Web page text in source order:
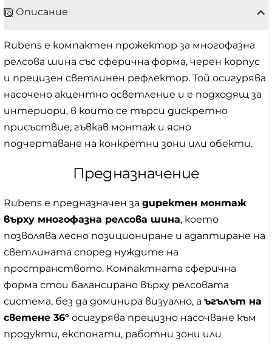
Описание
Rubens е компактен прожектор за многофазна
релсова шина със сферична форма, черен корпус
и прецизен светлинен рефлектор. Той осигурява
насочено акцентно осветление и е подходящ за
интериори, в които се търси дискретно
присъствие, гъвкав монтаж и ясно
подчертаване на конкретни зони или обекти.
Предназначение
Rubens е предназначен за директен монтаж
върху многофазна релсова шина, което
позволява лесно позициониране и адаптиране на
светлината според нуждите на
пространството. Компактната сферична
форма стои балансирано върху релсовата
система, без да доминира визуално, а ъгълът на
светене 36° осигурява прецизно насочване към
продукти, експонати, работни зони или